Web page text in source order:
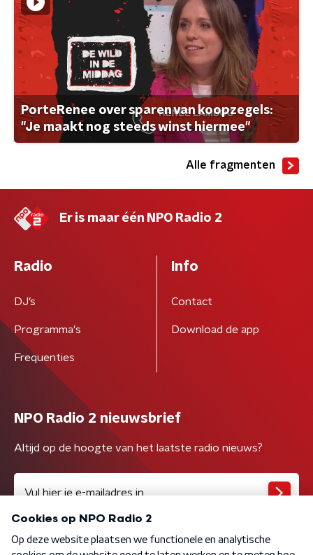
PorteRenee over sparen van koopzegels:
"Je maakt nog steeds winst hiermee"
Alle fragmenten
Er is maar één NPO Radio 2
Radio
DJ’s
Programma's
Frequenties
Info
Contact
Download de app
NPO Radio 2 nieuwsbrief
Altijd op de hoogte van het laatste radio nieuws?